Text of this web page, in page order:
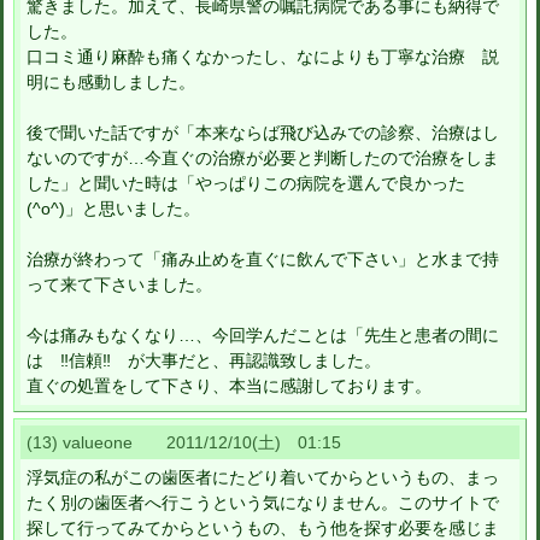
驚きました。加えて、長崎県警の嘱託病院である事にも納得で
した。
口コミ通り麻酔も痛くなかったし、なによりも丁寧な治療 説
明にも感動しました。
後で聞いた話ですが「本来ならば飛び込みでの診察、治療はし
ないのですが…今直ぐの治療が必要と判断したので治療をしま
した」と聞いた時は「やっぱりこの病院を選んで良かった
(^o^)」と思いました。
治療が終わって「痛み止めを直ぐに飲んで下さい」と水まで持
って来て下さいました。
今は痛みもなくなり…、今回学んだことは「先生と患者の間に
は ‼信頼‼ が大事だと、再認識致しました。
直ぐの処置をして下さり、本当に感謝しております。
(13) valueone 2011/12/10(土) 01:15
浮気症の私がこの歯医者にたどり着いてからというもの、まっ
たく別の歯医者へ行こうという気になりません。このサイトで
探して行ってみてからというもの、もう他を探す必要を感じま